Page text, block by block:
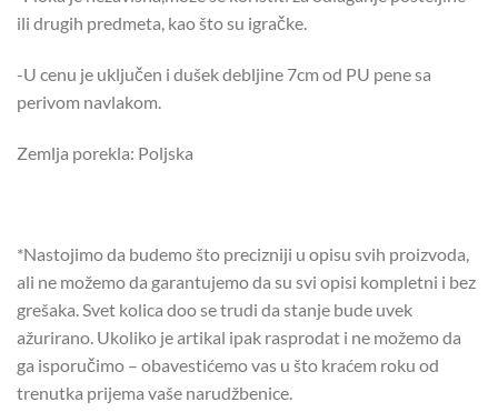
ili drugih predmeta, kao što su igračke.
-U cenu je uključen i dušek debljine 7cm od PU pene sa
perivom navlakom.
Zemlja porekla: Poljska
*Nastojimo da budemo što precizniji u opisu svih proizvoda,
ali ne možemo da garantujemo da su svi opisi kompletni i bez
grešaka. Svet kolica doo se trudi da stanje bude uvek
ažurirano. Ukoliko je artikal ipak rasprodat i ne možemo da
ga isporučimo – obavestićemo vas u što kraćem roku od
trenutka prijema vaše narudžbenice.